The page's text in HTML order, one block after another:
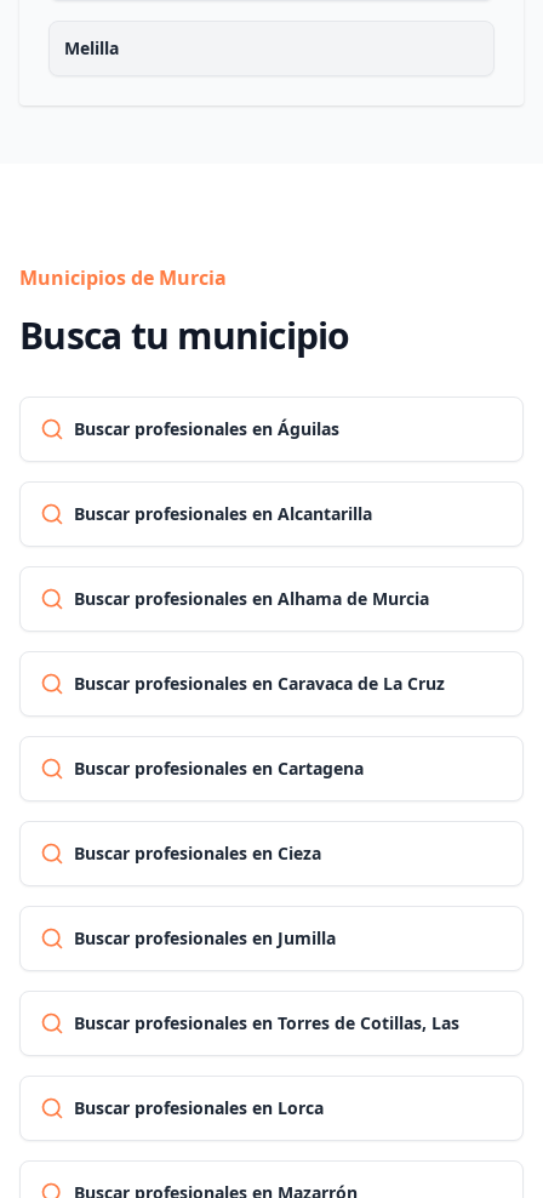
Melilla
Municipios de Murcia
Busca tu municipio
Buscar profesionales en Águilas
Buscar profesionales en Alcantarilla
Buscar profesionales en Alhama de Murcia
Buscar profesionales en Caravaca de La Cruz
Buscar profesionales en Cartagena
Buscar profesionales en Cieza
Buscar profesionales en Jumilla
Buscar profesionales en Torres de Cotillas, Las
Buscar profesionales en Lorca
Buscar profesionales en Mazarrón